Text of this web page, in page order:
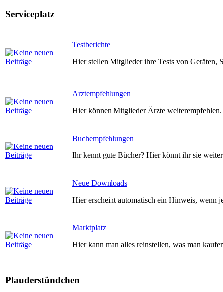
Serviceplatz
Testberichte
Hier stellen Mitglieder ihre Tests von Geräten,
Arztempfehlungen
Hier können Mitglieder Ärzte
Buchempfehlungen
Ihr kennt gute Bücher? Hier könnt ihr sie
Neue Downloads
Hier erscheint automatisch ein Hinweis, wenn
Marktplatz
Hier kann man alles reinstellen, was man
Plauderstündchen